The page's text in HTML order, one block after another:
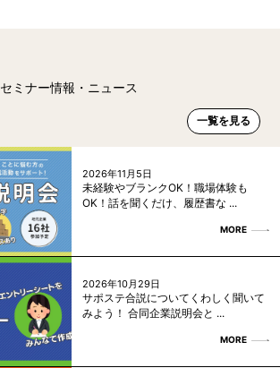
セミナー情報・ニュース
一覧を見る
2026年11月5日
未経験やブランクOK！職場体験も
OK！話を聞くだけ、履歴書な ...
MORE
2026年10月29日
サポステ合説についてくわしく聞いて
みよう！ 合同企業説明会と ...
MORE